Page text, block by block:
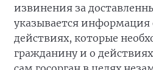
извинения за
указывается
действиях, которые
гражданину и о